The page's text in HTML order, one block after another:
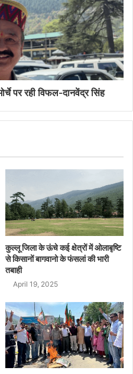
पर रही विफल-दानवेंद्र सिंह
कुल्लू जिला के ऊंचे कई क्षेत्रों में ओलाबृष्टि
से किसानों बागवानो के फंसलां की भारी
तबाही
April 19, 2025